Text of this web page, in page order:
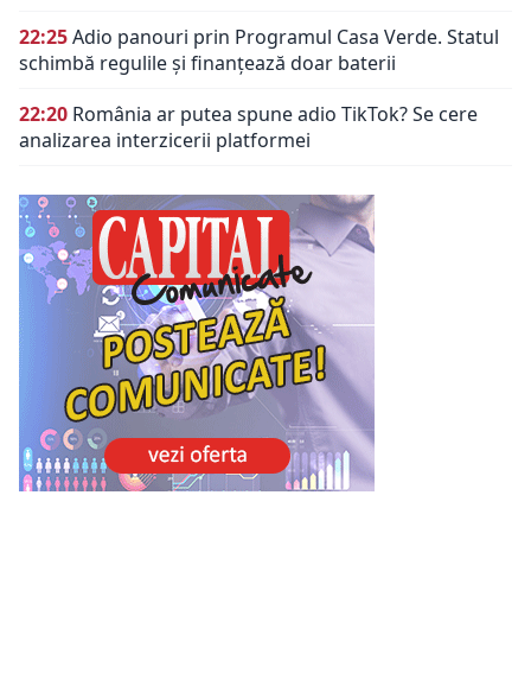
22:25Adio panouri prin Programul Casa Verde. Statul
schimbă regulile și finanțează doar baterii
22:20 România ar putea spune adio TikTok? Se cere
analizarea interzicerii platformei